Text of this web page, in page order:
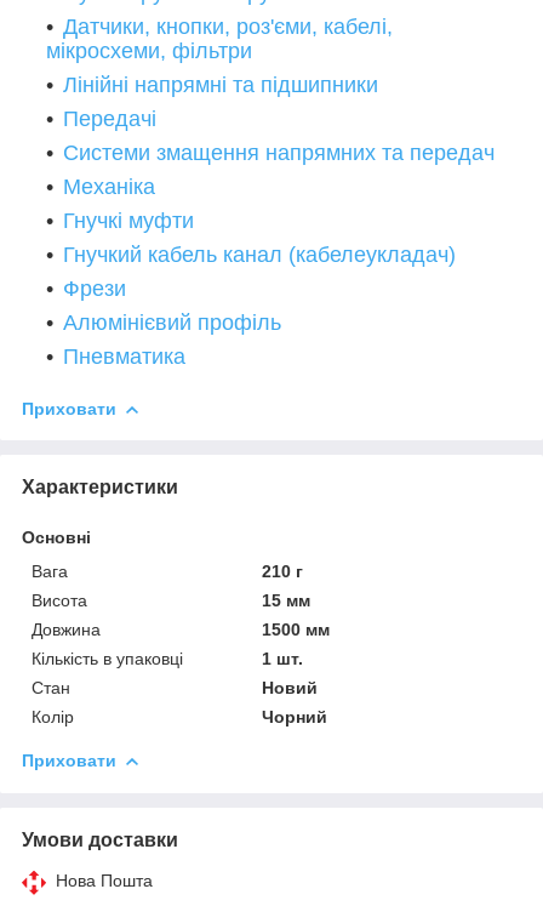
Датчики, кнопки, роз'єми, кабелі,
мікросхеми, фільтри
Лінійні напрямні та підшипники
Передачі
Системи змащення напрямних та передач
Механіка
Гнучкі муфти
Гнучкий кабель канал (кабелеукладач)
Фрези
Алюмінієвий профіль
Пневматика
Приховати
Характеристики
Основні
Вага
210 г
Висота
15 мм
Довжина
1500 мм
Кількість в упаковці
1 шт.
Стан
Новий
Колір
Чорний
Приховати
Умови доставки
Нова Пошта